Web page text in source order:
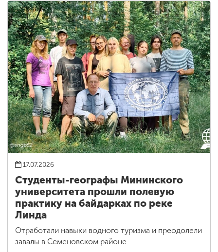
17.07.2026
Студенты-географы Мининского
университета прошли полевую
практику на байдарках по реке
Линда
Отработали навыки водного туризма и преодолели
завалы в Семеновском районе